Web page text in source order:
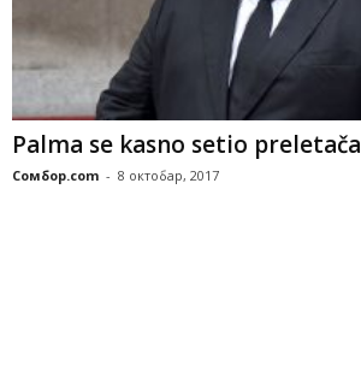
Palma se kasno setio preletača
Сомбор.com - 8 октобар, 2017